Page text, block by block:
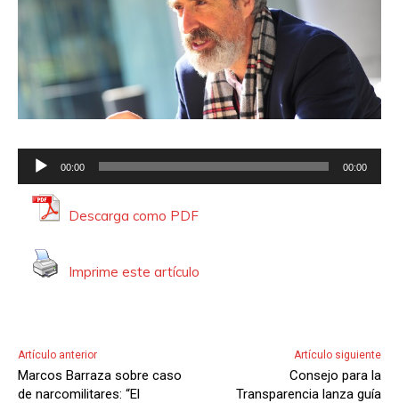
e
o
r
00:00 00:00
Descarga como PDF
Imprime este artículo
Artículo anterior
Marcos Barraza sobre caso
de narcomilitares: “El
Artículo siguiente
Consejo para la
Transparencia lanza guía